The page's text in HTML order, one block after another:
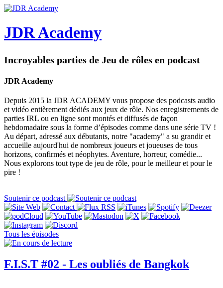
JDR Academy
Incroyables parties de Jeu de rôles en podcast
JDR Academy
Depuis 2015 la JDR ACADEMY vous propose des podcasts audio
et vidéo entièrement dédiés aux jeux de rôle. Nos enregistrements de
parties IRL ou en ligne sont montés et diffusés de façon
hebdomadaire sous la forme d’épisodes comme dans une série TV !
Au départ, adressé aux débutants, notre "academy" a su grandir et
accueille aujourd'hui de nombreux joueurs et joueuses de tous
horizons, confirmés et néophytes. Aventure, horreur, comédie...
Nous explorons tout type de jeu de rôle, pour le meilleur et pour le
pire !
Soutenir ce podcast
Tous les épisodes
F.I.S.T #02 - Les oubliés de Bangkok